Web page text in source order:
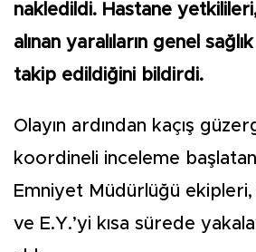
nakledildi. Hastane
alınan yaralıların genel
takip edildiğini bildirdi.
Olayın ardından kaçış
koordineli inceleme
Emniyet Müdürlüğü ekipleri,
ve E.Y.’yi kısa sürede